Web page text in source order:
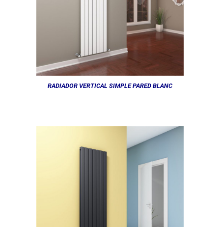
RADIADOR VERTICAL SIMPLE PARED BLANC